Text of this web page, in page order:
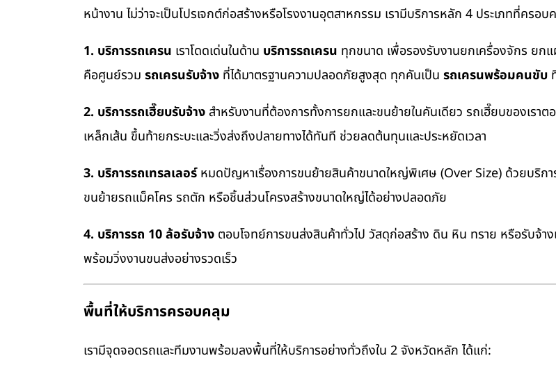
หน้างาน ไม่ว่าจะเป็นโปรเจกต์ก่อสร้างหรือโรงงานอุตสาหกรรม เรามีบริการหลัก 4 ประเภทที่ครอ
1. บริการรถเครน เราโดดเด่นในด้าน บริการรถเครน ทุกขนาด เพื่อรองรับงานยกเครื่องจักร ย
คือศูนย์รวม รถเครนรับจ้าง ที่ได้มาตรฐานความปลอดภัยสูงสุด ทุกคันเป็น รถเครนพร้อมคนขับ
2. บริการรถเฮี๊ยบรับจ้าง สำหรับงานที่ต้องการทั้งการยกและขนย้ายในคันเดียว รถเฮี๊ยบของเรา
เหล็กเส้น ขึ้นท้ายกระบะและวิ่งส่งถึงปลายทางได้ทันที ช่วยลดต้นทุนและประหยัดเวลา
3. บริการรถเทรลเลอร์หมดปัญหาเรื่องการขนย้ายสินค้าขนาดใหญ่พิเศษ (Over Size) ด้วยบริก
ขนย้ายรถแม็คโคร รถตัก หรือชิ้นส่วนโครงสร้างขนาดใหญ่ได้อย่างปลอดภัย
4. บริการรถ 10 ล้อรับจ้าง ตอบโจทย์การขนส่งสินค้าทั่วไป วัสดุก่อสร้าง ดิน หิน ทราย หรือรับจ้า
พร้อมวิ่งงานขนส่งอย่างรวดเร็ว
พื้นที่ให้บริการครอบคลุม
เรามีจุดจอดรถและทีมงานพร้อมลงพื้นที่ให้บริการอย่างทั่วถึงใน 2 จังหวัดหลัก ได้แก่: